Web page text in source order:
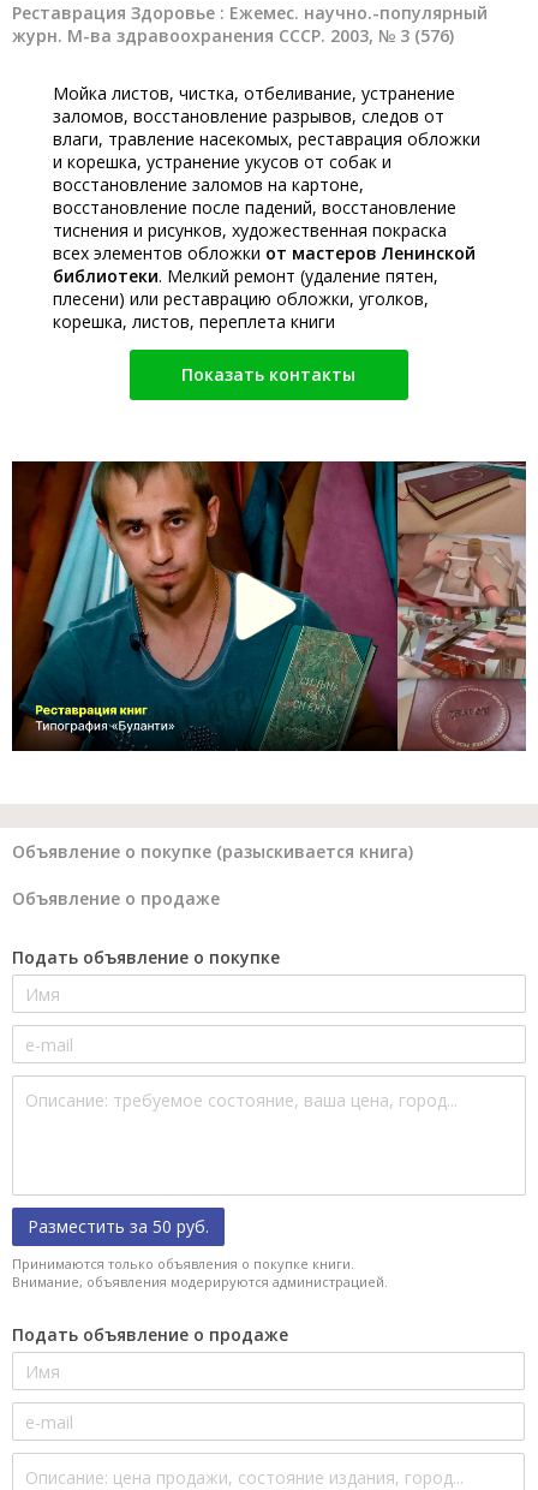
Реставрация Здоровье : Ежемес. научно.-популярный
журн. М-ва здравоохранения СССР. 2003, № 3 (576)
Мойка листов, чистка, отбеливание, устранение
заломов, восстановление разрывов, следов от
влаги, травление насекомых, реставрация обложки
и корешка, устранение укусов от собак и
восстановление заломов на картоне,
восстановление после падений, восстановление
тиснения и рисунков, художественная покраска
всех элементов обложки от мастеров Ленинской
библиотеки. Мелкий ремонт (удаление пятен,
плесени) или реставрацию обложки, уголков,
корешка, листов, переплета книги
Показать контакты
Объявление о покупке (разыскивается книга)
Объявление о продаже
Подать объявление о покупке
Разместить за 50 руб.
Принимаются только объявления о покупке книги.
Внимание, объявления модерируются администрацией.
Подать объявление о продаже